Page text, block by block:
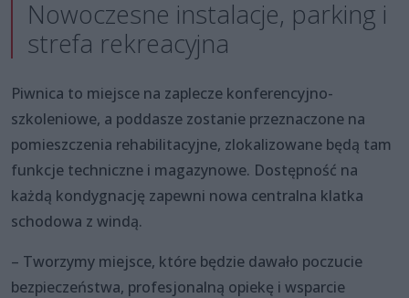
Nowoczesne instalacje, parking i
strefa rekreacyjna
Piwnica to miejsce na zaplecze konferencyjno-
szkoleniowe, a poddasze zostanie przeznaczone na
pomieszczenia rehabilitacyjne, zlokalizowane będą tam
funkcje techniczne i magazynowe. Dostępność na
każdą kondygnację zapewni nowa centralna klatka
schodowa z windą.
– Tworzymy miejsce, które będzie dawało poczucie
bezpieczeństwa, profesjonalną opiekę i wsparcie